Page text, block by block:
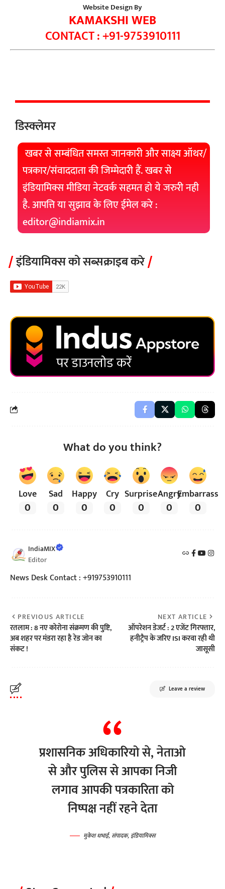
Website Design By
KAMAKSHI WEB
CONTACT : +91-9753910111
डिस्क्लेमर
खबर से सम्बंधित समस्त जानकारी और साक्ष्य ऑथर/
पत्रकार/संवाददाता की जिम्मेदारी हैं. खबर से
इंडियामिक्स मीडिया नेटवर्क सहमत हो ये जरुरी नही
है. आपत्ति या सुझाव के लिए ईमेल करे :
editor@indiamix.in
इंडियामिक्स को सब्सक्राइब करे
What do you think?
Love
0
Sad
0
Happy
0
Cry
0
Surprise
0
Angry
0
Embarrass
0
IndiaMIX
Editor
News Desk Contact : +919753910111
PREVIOUS ARTICLE
रतलाम : 8 नए कोरोना संक्रमण की पुष्टि,
अब शहर पर मंडरा रहा है रेड जोन का
संकट !
NEXT ARTICLE
ऑपरेशन डेजर्ट : 2 एजेंट गिरफ्तार,
हनीट्रैप के जरिए ISI करवा रही थी
जासूसी
Leave a review
प्रशासनिक अधिकारियो से, नेताओ
से और पुलिस से आपका निजी
लगाव आपकी पत्रकारिता को
निष्पक्ष नहीं रहने देता
मुकेश धभाई, संपादक, इंडियामिक्स